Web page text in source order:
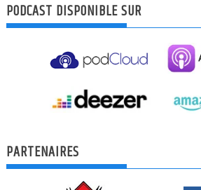
PODCAST DISPONIBLE SUR
PARTENAIRES